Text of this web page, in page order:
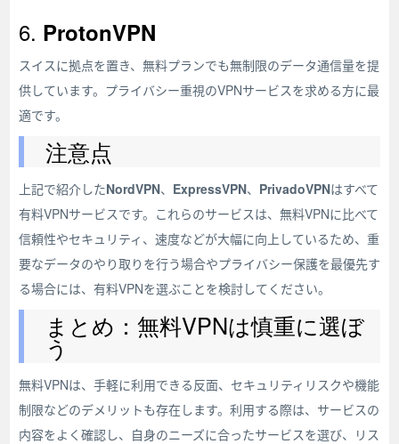
6. ProtonVPN
スイスに拠点を置き、無料プランでも無制限のデータ通信量を提
供しています。プライバシー重視のVPNサービスを求める方に最
適です。
注意点
上記で紹介したNordVPN、 ExpressVPN、 PrivadoVPNはすべて
有料VPNサービスです。これらのサービスは、無料VPNに比べて
信頼性やセキュリティ、速度などが大幅に向上しているため、重
要なデータのやり取りを行う場合やプライバシー保護を最優先す
る場合には、有料VPNを選ぶことを検討してください。
まとめ：無料VPNは慎重に選ぼ
う
無料VPNは、手軽に利用できる反面、セキュリティリスクや機能
制限などのデメリットも存在します。利用する際は、サービスの
内容をよく確認し、自身のニーズに合ったサービスを選び、リス